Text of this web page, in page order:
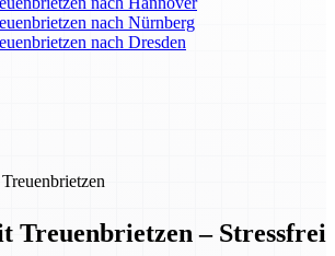
nach Nürnberg
nach Dresden
Treuenbrietzen – Stressfrei